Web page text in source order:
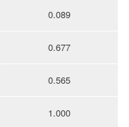
0.089
0.677
0.565
1.000